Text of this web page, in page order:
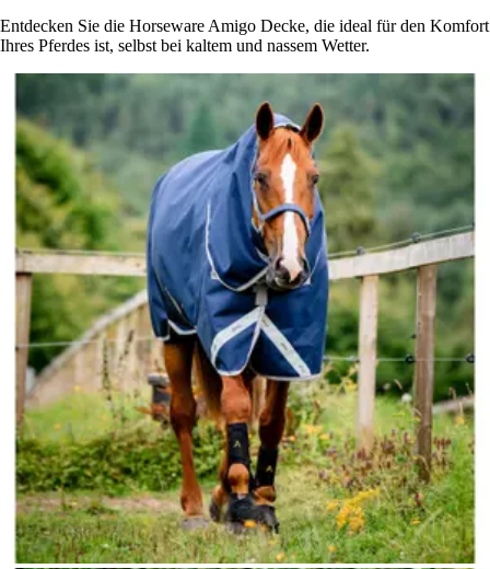
Entdecken Sie die Horseware Amigo Decke, die ideal für den Komfort
Ihres Pferdes ist, selbst bei kaltem und nassem Wetter.